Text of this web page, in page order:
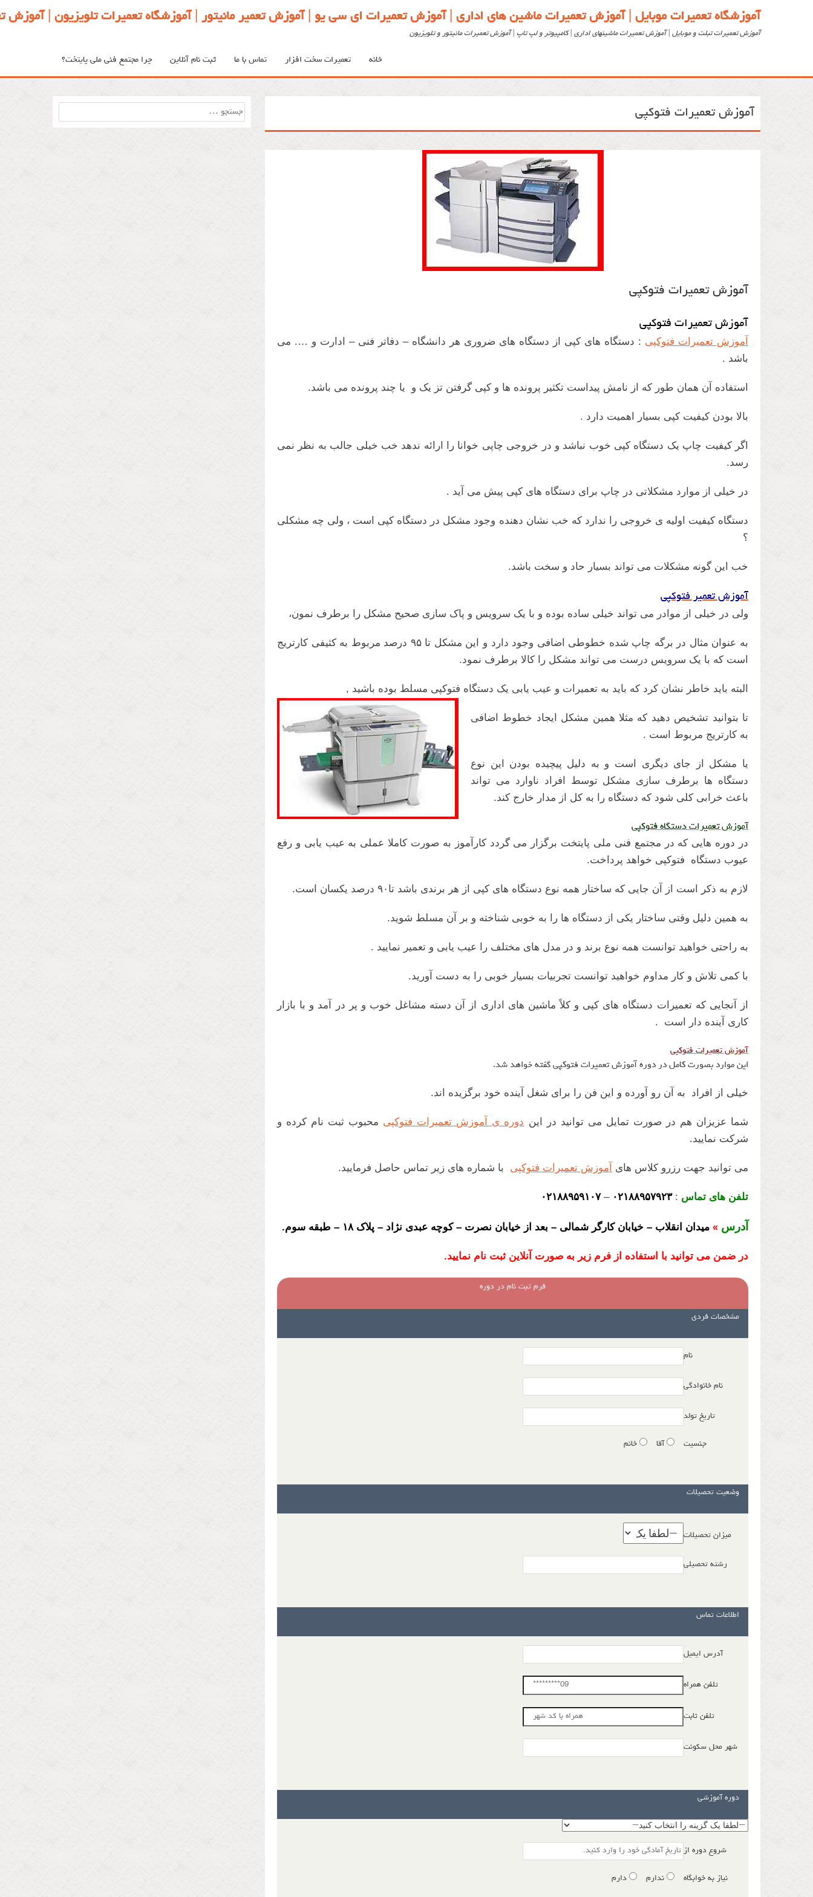
آموزشگاه تعمیرات موبایل | آموزش تعمیرات ماشین های اداری | آموزش تعمیرات ای سی یو | آموزش تعمیر مانیتور | آموزشگاه تعمیرات تلویزیون |
آموزش تعمیرات تبلت و موبایل | آموزش تعمیرات ماشینهای اداری | کامپیوتر و لپ تاپ | آموزش تعمیرات مانیتور و تلویزیون
خانه تعمیرات سخت افزار تماس با ما ثبت نام آنلاین چرا مجتمع فنی ملی پایتخت؟
آموزش تعمیرات فتوکپی
آموزش تعمیرات فتوکپی
آموزش تعمیرات فتوکپی
آموزش تعمیرات فتوکپی : دستگاه های کپی از دستگاه های ضروری هر دانشگاه – دفاتر فنی – ادارت و …. می
باشد .
استفاده آن همان طور که از نامش پیداست تکثیر پرونده ها و کپی گرفتن تز یک و یا چند پرونده می باشد.
بالا بودن کیفیت کپی بسیار اهمیت دارد .
اگر کیفیت چاپ یک دستگاه کپی خوب نباشد و در خروجی چاپی خوانا را ارائه ندهد خب خیلی جالب به نظر نمی
رسد.
در خیلی از موارد مشکلاتی در چاپ برای دستگاه های کپی پیش می آید .
دستگاه کیفیت اولیه ی خروجی را ندارد که خب نشان دهنده وجود مشکل در دستگاه کپی است ، ولی چه مشکلی
؟
خب این گونه مشکلات می تواند بسیار حاد و سخت باشد.
آموزش تعمیر فتوکپی
ولی در خیلی از موادر می تواند خیلی ساده بوده و با یک سرویس و پاک سازی صحیح مشکل را برطرف نمون،
به عنوان مثال در برگه چاپ شده خطوطی اضافی وجود دارد و این مشکل تا ۹۵ درصد مربوط به کثیفی کارتریج
است که با یک سرویس درست می تواند مشکل را کالا برطرف نمود.
البته باید خاطر نشان کرد که باید به تعمیرات و عیب یابی یک دستگاه فتوکپی مسلط بوده باشید ,
تا بتوانید تشخیص دهید که مثلا همین مشکل ایجاد خطوط اضافی
به کارتریج مربوط است .
یا مشکل از جای دیگری است و به دلیل پیچیده بودن این نوع
دستگاه ها برطرف سازی مشکل توسط افراد ناوارد می تواند
باعث خرابی کلی شود که دستگاه را به کل از مدار خارج کند.
آموزش تعمیرات دستگاه فتوکپی
در دوره هایی که در مجتمع فنی ملی پایتخت برگزار می گردد کارآموز به صورت کاملا عملی به عیب یابی و رفع
عیوب دستگاه فتوکپی خواهد پرداخت.
لازم به ذکر است از آن جایی که ساختار همه نوع دستگاه های کپی از هر برندی باشد تا۹۰ درصد یکسان است.
به همین دلیل وقتی ساختار یکی از دستگاه ها را به خوبی شناخته و بر آن مسلط شوید.
به راحتی خواهید توانست همه نوع برند و در مدل های مختلف را عیب یابی و تعمیر نمایید .
با کمی تلاش و کار مداوم خواهید توانست تجربیات بسیار خوبی را به دست آورید.
از آنجایی که تعمیرات دستگاه های کپی و کلاً ماشین های اداری از آن دسته مشاغل خوب و پر در آمد و با بازار
کاری آینده دار است .
آموزش تعمیرات فتوکپی
این موارد بصورت کامل در دوره آموزش تعمیرات فتوکپی گفته خواهد شد.
خیلی از افراد به آن رو آورده و این فن را برای شغل آینده خود برگزیده اند.
شما عزیزان هم در صورت تمایل می توانید در این دوره ی آموزش تعمیرات فتوکپی محبوب ثبت نام کرده و
شرکت نمایید.
می توانید جهت رزرو کلاس های آموزش تعمیرات فتوکپی با شماره های زیر تماس حاصل فرمایید.
تلفن های تماس :۰۲۱۸۸۹۵۷۹۲۳ –۰۲۱۸۸۹۵۹۱۰۷
آدرس » میدان انقلاب – خیابان کارگر شمالی – بعد از خیابان نصرت – کوچه عبدی نژاد – پلاک ۱۸ – طبقه سوم.
در ضمن می توانید با استفاده از فرم زیر به صورت آنلاین ثبت نام نمایید.
فرم ثبت نام در دوره
مشخصات فردی
نام
نام خانوادگی
تاریخ تولد
جنسیت آقا خانم
وضعیت تحصیلات
میزان تحصیلات
رشته تحصیلی
اطلاعات تماس
آدرس ایمیل
تلفن همراه
تلفن ثابت
شهر محل سکونت
دوره آموزشی
شروع دوره از
نیاز به خوابگاه ندارم دارم
جستجو
برای: